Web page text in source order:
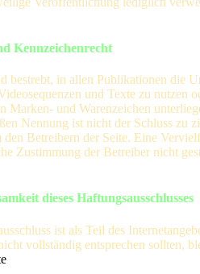
Kennzeichenrecht
bestrebt, in allen Publikationen die
und Texte zu nutzen
Marken- und Warenzeichen
Nennung ist nicht der Schluss zu
Betreibern der Seite. Eine
Zustimmung der Betreiber nicht
dieses Haftungsausschlusses
ist als Teil des
vollständig entsprechen sollten,